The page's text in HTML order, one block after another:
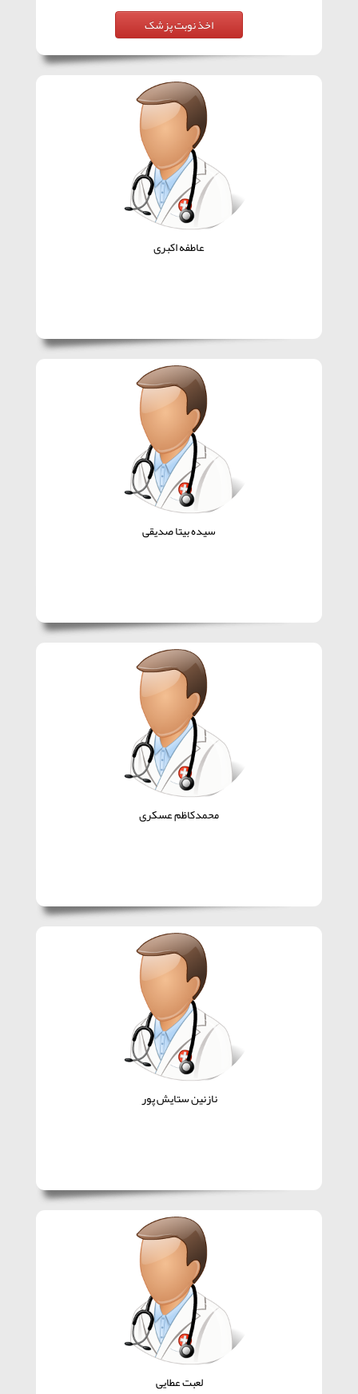
عاطفه اکبری
سیده بیتا صدیقی
محمدکاظم عسکری
نازنین ستایش پور
لعبت عطایی